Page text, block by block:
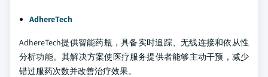
AdhereTech
AdhereTech提供智能药瓶，具备实时追踪、无线连接和依从性
分析功能。其解决方案使医疗服务提供者能够主动干预，减少
错过服药次数并改善治疗效果。